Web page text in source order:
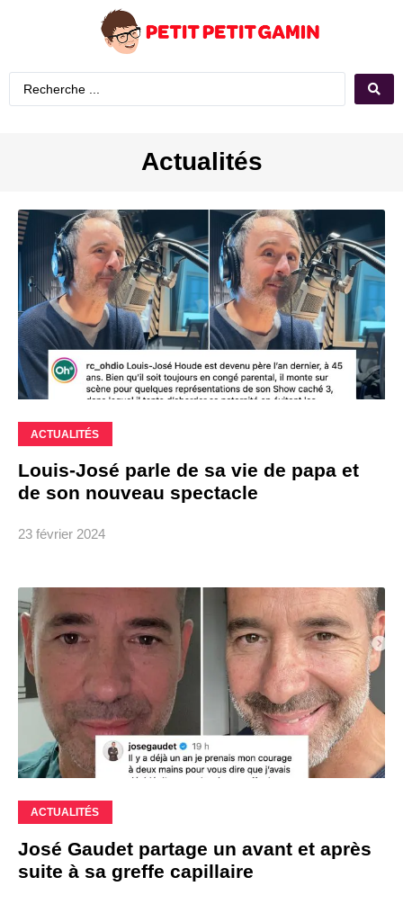
Actualités
ACTUALITÉS
Louis-José parle de sa vie de papa et
de son nouveau spectacle
23 février 2024
ACTUALITÉS
José Gaudet partage un avant et après
suite à sa greffe capillaire